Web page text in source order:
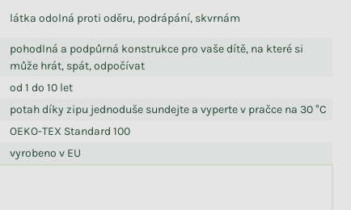
látka odolná proti oděru, podrápání, skvrnám
pohodlná a podpůrná konstrukce pro vaše dítě, na které si
může hrát, spát, odpočívat
od 1 do 10 let
potah díky zipu jednoduše sundejte a vyperte v pračce na 30 °C
OEKO-TEX Standard 100
vyrobeno v EU